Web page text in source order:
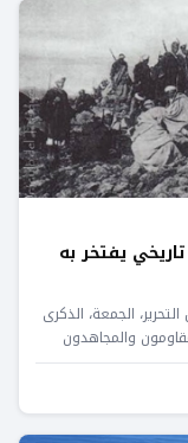
يفتخر به
الجمعة، الذكرى
والمجاهدون